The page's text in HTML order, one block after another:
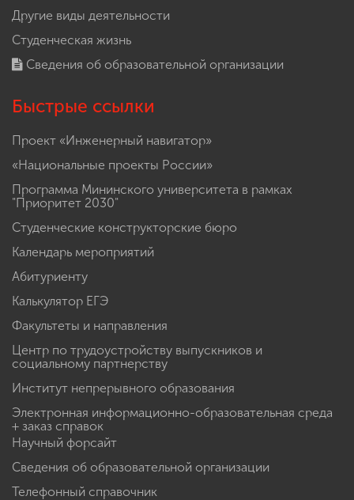
Другие виды деятельности
Студенческая жизнь
Сведения об образовательной организации
Быстрые ссылки
Проект «Инженерный навигатор»
«Национальные проекты России»
Программа Мининского университета в рамках
"Приоритет 2030"
Студенческие конструкторские бюро
Календарь мероприятий
Абитуриенту
Калькулятор ЕГЭ
Факультеты и направления
Центр по трудоустройству выпускников и
социальному партнерству
Институт непрерывного образования
Электронная информационно-образовательная среда
+ заказ справок
Научный форсайт
Сведения об образовательной организации
Телефонный справочник